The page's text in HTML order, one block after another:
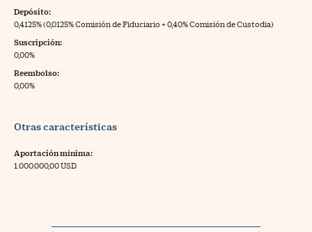
Depósito:
0,4125% (0,0125% Comisión de Fiduciario + 0,40% Comisión de Custodia)
Suscripción:
0,00%
Reembolso:
0,00%
Otras características
Aportación mínima:
1.000.000,00 USD